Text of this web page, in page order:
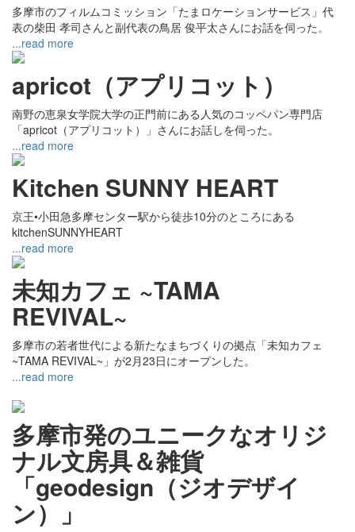
多摩市のフィルムコミッション「たまロケーションサービス」代
表の柴田 孝司さんと副代表の鳥居 俊平太さんにお話を伺った。
...read more
apricot（アプリコット）
南野の恵泉女学院大学の正門前にある人気のコッペパン専門店
「apricot（アプリコット）」さんにお話しを伺った。
...read more
Kitchen SUNNY HEART
京王•小田急多摩センター駅から徒歩10分のところにある
kitchenSUNNYHEART
...read more
未知カフェ ~TAMA
REVIVAL~
多摩市の若者世代による新たなまちづくりの拠点「未知カフェ
~TAMA REVIVAL~」が2月23日にオープンした。
...read more
多摩市発のユニークなオリジ
ナル文房具＆雑貨
「geodesign（ジオデザイ
ン）」